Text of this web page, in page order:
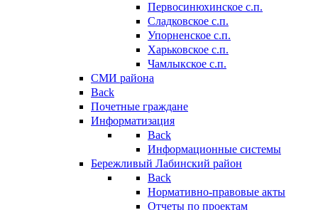
Первосинюхинское с.п.
Сладковское с.п.
Упорненское с.п.
Харьковское с.п.
Чамлыкское с.п.
СМИ района
Back
Почетные граждане
Информатизация
Back
Информационные системы
Бережливый Лабинский район
Back
Нормативно-правовые акты
Отчеты по проектам